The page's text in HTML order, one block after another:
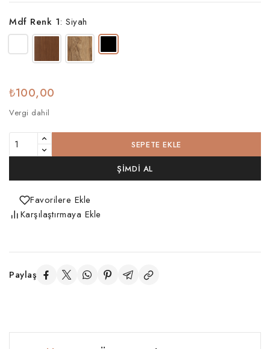
Mdf Renk 1: Siyah
₺100,00
Vergi dahil
SEPETE EKLE
ŞIMDI AL
Favorilere Ekle
Karşılaştırmaya Ekle
Paylaş